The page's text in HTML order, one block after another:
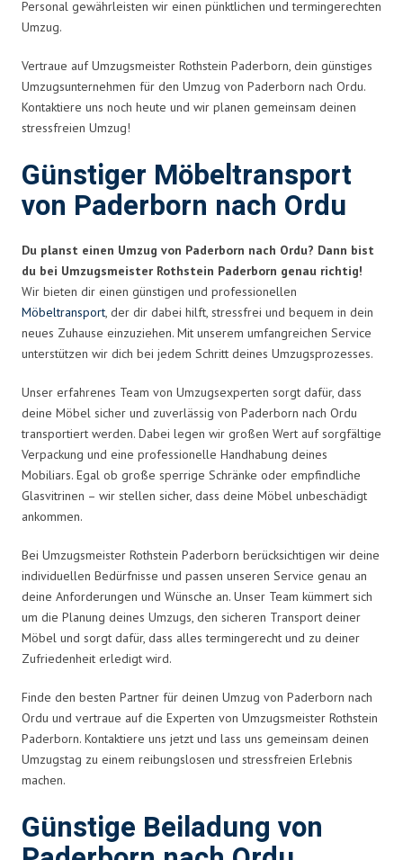
Personal gewährleisten wir einen pünktlichen und termingerechten
Umzug.
Vertraue auf Umzugsmeister Rothstein Paderborn, dein günstiges
Umzugsunternehmen für den Umzug von Paderborn nach Ordu.
Kontaktiere uns noch heute und wir planen gemeinsam deinen
stressfreien Umzug!
Günstiger Möbeltransport
von Paderborn nach Ordu
Du planst einen Umzug von Paderborn nach Ordu? Dann bist
du bei Umzugsmeister Rothstein Paderborn genau richtig!
Wir bieten dir einen günstigen und professionellen
Möbeltransport, der dir dabei hilft, stressfrei und bequem in dein
neues Zuhause einzuziehen. Mit unserem umfangreichen Service
unterstützen wir dich bei jedem Schritt deines Umzugsprozesses.
Unser erfahrenes Team von Umzugsexperten sorgt dafür, dass
deine Möbel sicher und zuverlässig von Paderborn nach Ordu
transportiert werden. Dabei legen wir großen Wert auf sorgfältige
Verpackung und eine professionelle Handhabung deines
Mobiliars. Egal ob große sperrige Schränke oder empfindliche
Glasvitrinen – wir stellen sicher, dass deine Möbel unbeschädigt
ankommen.
Bei Umzugsmeister Rothstein Paderborn berücksichtigen wir deine
individuellen Bedürfnisse und passen unseren Service genau an
deine Anforderungen und Wünsche an. Unser Team kümmert sich
um die Planung deines Umzugs, den sicheren Transport deiner
Möbel und sorgt dafür, dass alles termingerecht und zu deiner
Zufriedenheit erledigt wird.
Finde den besten Partner für deinen Umzug von Paderborn nach
Ordu und vertraue auf die Experten von Umzugsmeister Rothstein
Paderborn. Kontaktiere uns jetzt und lass uns gemeinsam deinen
Umzugstag zu einem reibungslosen und stressfreien Erlebnis
machen.
Günstige Beiladung von